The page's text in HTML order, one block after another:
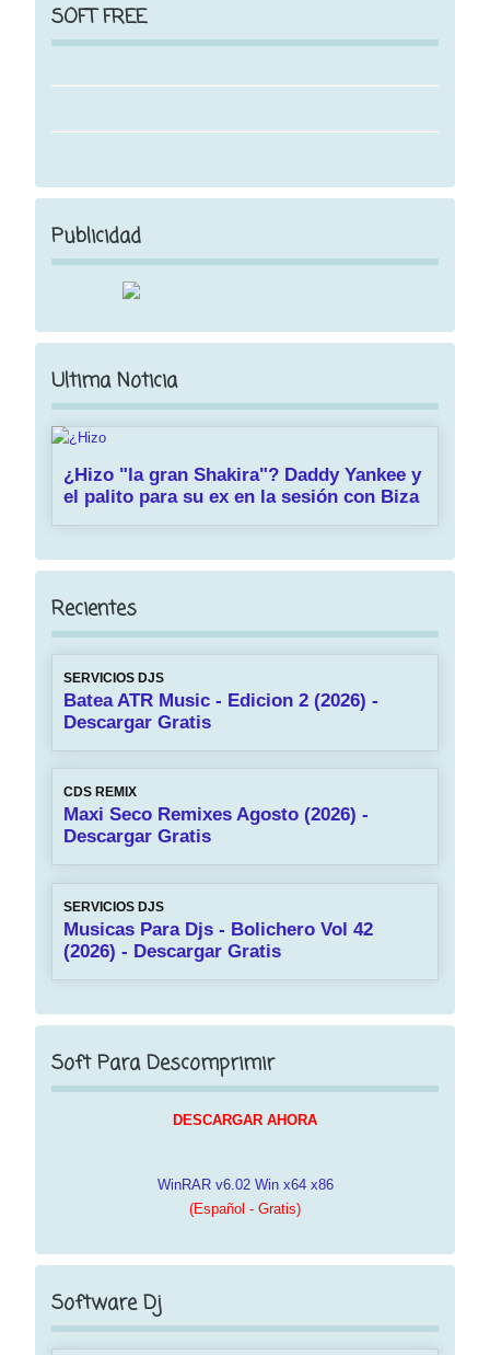
SOFT FREE
Publicidad
Ultima Noticia
¿Hizo "la gran Shakira"? Daddy Yankee y
el palito para su ex en la sesión con Biza
Recientes
SERVICIOS DJS
Batea ATR Music - Edicion 2 (2026) -
Descargar Gratis
CDS REMIX
Maxi Seco Remixes Agosto (2026) -
Descargar Gratis
SERVICIOS DJS
Musicas Para Djs - Bolichero Vol 42
(2026) - Descargar Gratis
Soft Para Descomprimir
DESCARGAR AHORA
WinRAR v6.02 Win x64 x86
(Español - Gratis)
Software Dj